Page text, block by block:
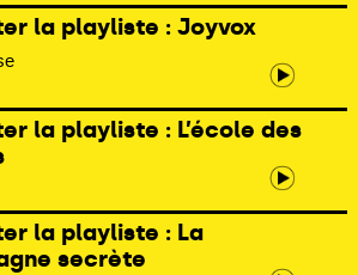
la playliste : Joyvox
la playliste : L’école des
la playliste : La
secrète